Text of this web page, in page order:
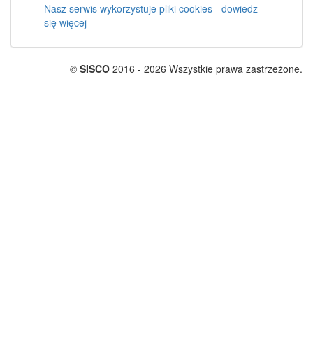
Nasz serwis wykorzystuje pliki cookies - dowiedz
się więcej
© SISCO 2016 - 2026 Wszystkie prawa zastrzeżone.